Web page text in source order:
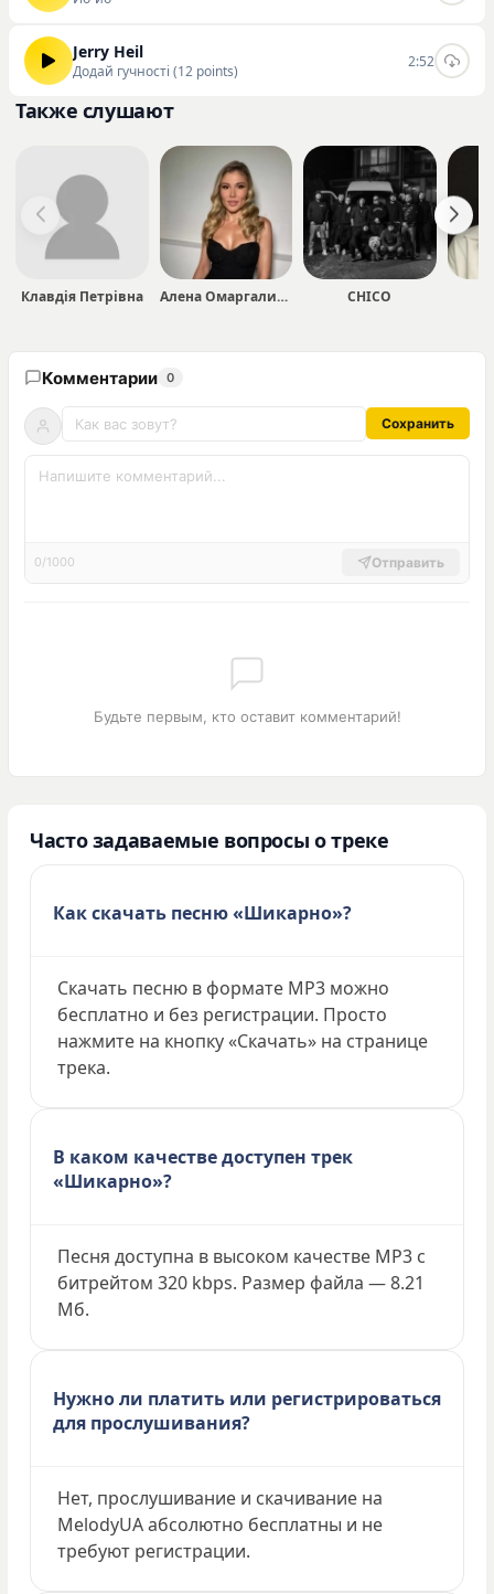
Jerry Heil
Додай гучності (12 points)
2:52
Также слушают
Клавдія Петрівна Алена Омаргалиева CHICO
Комментарии 0
Сохранить
0/1000 Отправить
Будьте первым, кто оставит комментарий!
Часто задаваемые вопросы о треке
Как скачать песню «Шикарно»?
Скачать песню в формате MP3 можно
бесплатно и без регистрации. Просто
нажмите на кнопку «Скачать» на странице
трека.
В каком качестве доступен трек
«Шикарно»?
Песня доступна в высоком качестве MP3 с
битрейтом 320 kbps. Размер файла — 8.21
Мб.
Нужно ли платить или регистрироваться
для прослушивания?
Нет, прослушивание и скачивание на
MelodyUA абсолютно бесплатны и не
требуют регистрации.